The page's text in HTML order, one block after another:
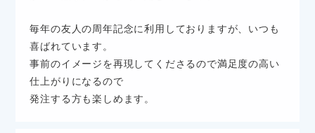
毎年の友人の周年記念に利用しておりますが、いつも
喜ばれています。
事前のイメージを再現してくださるので満足度の高い
仕上がりになるので
発注する方も楽しめます。